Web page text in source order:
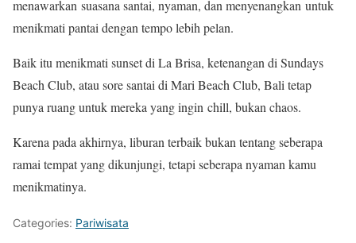
menawarkan suasana santai, nyaman, dan menyenangkan untuk
menikmati pantai dengan tempo lebih pelan.
Baik itu menikmati sunset di La Brisa, ketenangan di Sundays
Beach Club, atau sore santai di Mari Beach Club, Bali tetap
punya ruang untuk mereka yang ingin chill, bukan chaos.
Karena pada akhirnya, liburan terbaik bukan tentang seberapa
ramai tempat yang dikunjungi, tetapi seberapa nyaman kamu
menikmatinya.
Categories: Pariwisata